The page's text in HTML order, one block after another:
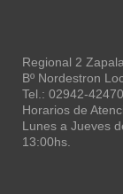
Regional 2
Bº Nordestron
Tel.: 02942-
Horarios de
Lunes a Jueves
13:00hs.